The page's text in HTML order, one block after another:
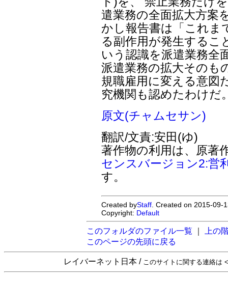
遣業務の全面拡大方案
かし報告書は「これま
る副作用が発生するこ
いう認識を派遣業務全
派遣業務の拡大そのも
規職雇用に変える意図
究機関も認めたわけだ
原文(チャムセサン)
翻訳/文責:安田(ゆ)
著作物の利用は、原著
センスバージョン2:営
す。
Created byStaff . Created on 2015-
Copyright: Default
このフォルダのファイル一覧
上の
このページの先頭に戻る
レイバーネット日本 / このサイトに関する連絡は